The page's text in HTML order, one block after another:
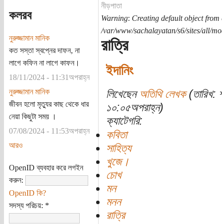
কলরব
নুরুজ্জামান মানিক
কত সস্তা স্বপ্নের দাফন, না
লাগে কফিন না লাগে কাফন।
18/11/2024 - 11:31অপরাহ্ন
নুরুজ্জামান মানিক
জীবন হলো মৃত্যুর কাছ থেকে ধার
নেয়া কিছুটা সময় ।
07/08/2024 - 11:53অপরাহ্ন
আরও
OpenID ব্যবহার করে লগইন
করুন:
OpenID কি?
সদস্য পরিচয়: *
নীড়পাতা
Warning: Creating default object from
/var/www/sachalayatan/s6/sites/all/
রাত্রি
ইদানিং
লিখেছেন অতিথি লেখক(তারিখ:
১০:০৫অপরাহ্ন)
ক্যাটেগরি:
কবিতা
সাহিত্য
খুজে।
চোখ
মন
মনন
রাত্রি